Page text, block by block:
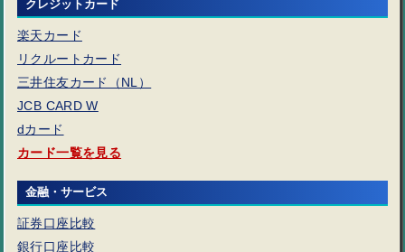
クレジットカード
楽天カード
リクルートカード
三井住友カード（NL）
JCB CARD W
dカード
カード一覧を見る
金融・サービス
証券口座比較
銀行口座比較